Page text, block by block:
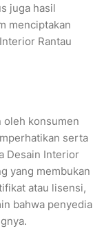
juga hasil
menciptakan
Rantau
oleh konsumen
serta
Desain Interior
yang membukan
atau lisensi,
bahwa penyedia